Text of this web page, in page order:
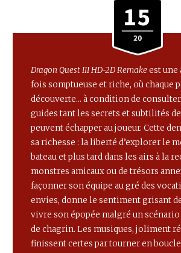
Dragon Quest III HD-2D Remakeest une
fois somptueuse et riche, où chaque
découverte... à condition de
guides tant les secrets et subtilités
peuvent échapper au joueur. Cette
sa richesse : la liberté d’explorer le
bateau et plus tard dans les airs à la
monstres amicaux ou de trésors
façonner son équipe au gré des
envies, donne le sentiment grisant
vivre son épopée malgré un scénario
de chagrin. Les musiques, joliment
finissent certes par tourner en
15